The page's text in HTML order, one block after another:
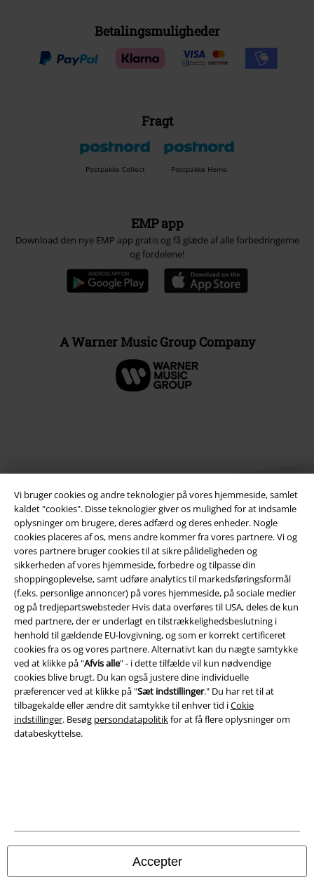
Vi bruger cookies og andre teknologier på vores hjemmeside, samlet
kaldet "cookies". Disse teknologier giver os mulighed for at indsamle
oplysninger om brugere, deres adfærd og deres enheder. Nogle
cookies placeres af os, mens andre kommer fra vores partnere. Vi og
vores partnere bruger cookies til at sikre pålideligheden og
sikkerheden af ​​vores hjemmeside, forbedre og tilpasse din
shoppingoplevelse, samt udføre analytics til markedsføringsformål
(f.eks. personlige annoncer) på vores hjemmeside, på sociale medier
og på tredjepartswebsteder Hvis data overføres til USA, deles de kun
med partnere, der er underlagt en tilstrækkelighedsbeslutning i
henhold til gældende EU-lovgivning, og som er korrekt certificeret
cookies fra os og vores partnere. Alternativt kan du nægte samtykke
ved at klikke på "Afvis alle" - i dette tilfælde vil kun nødvendige
cookies blive brugt. Du kan også justere dine individuelle
præferencer ved at klikke på "Sæt indstillinger." Du har ret til at
tilbagekalde eller ændre dit samtykke til enhver tid iCokie
indstillinger. Besøg persondatapolitikfor at få flere oplysninger om
databeskyttelse.
Accepter
Betalingsmuligheder
Fragt
Postpakke Collect Postpakke Home
EMP app
Download den nye EMP app gratis og få glæde af alle forbedringerne
og fordelene!
A Warner Music Group Company
Juridisk
Salgs-, medlems- & leveringsbetingelser
Om EMP Danmark
Persondatapolitik
Bortskaffelse af affald og miljøbeskyttelse
Overensstemmelseserklæring
Oplysninger om tilgængelighed